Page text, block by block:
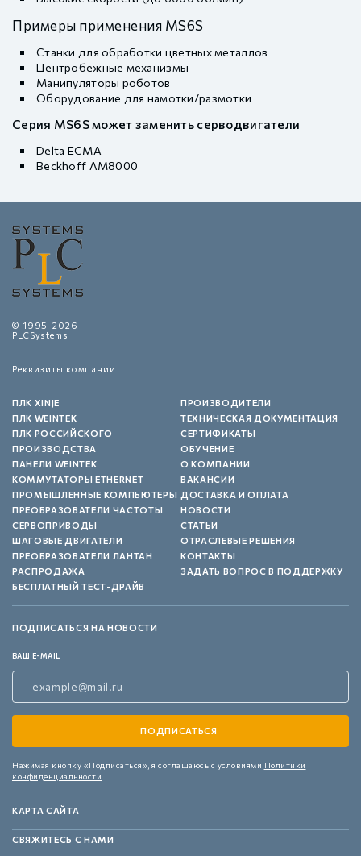
Примеры применения MS6S
Станки для обработки цветных металлов
Центробежные механизмы
Манипуляторы роботов
Оборудование для намотки/размотки
Серия MS6S может заменить серводвигатели
Delta ECMA
Beckhoff AM8000
© 1995-2026
PLCSystems
Реквизиты компании
ПЛК XINJE
ПЛК WEINTEK
ПЛК РОССИЙСКОГО
ПРОИЗВОДСТВА
ПАНЕЛИ WEINTEK
КОММУТАТОРЫ ETHERNET
ПРОМЫШЛЕННЫЕ КОМПЬЮТЕРЫ
ПРЕОБРАЗОВАТЕЛИ ЧАСТОТЫ
СЕРВОПРИВОДЫ
ШАГОВЫЕ ДВИГАТЕЛИ
ПРЕОБРАЗОВАТЕЛИ ЛАНТАН
РАСПРОДАЖА
БЕСПЛАТНЫЙ ТЕСТ-ДРАЙВ
ПРОИЗВОДИТЕЛИ
ТЕХНИЧЕСКАЯ ДОКУМЕНТАЦИЯ
СЕРТИФИКАТЫ
ОБУЧЕНИЕ
О КОМПАНИИ
ВАКАНСИИ
ДОСТАВКА И ОПЛАТА
НОВОСТИ
СТАТЬИ
ОТРАСЛЕВЫЕ РЕШЕНИЯ
КОНТАКТЫ
ЗАДАТЬ ВОПРОС В ПОДДЕРЖКУ
ПОДПИСАТЬСЯ НА НОВОСТИ
ВАШ E-MAIL
Нажимая кнопку «Подписаться», я соглашаюсь с условиями Политики
конфиденциальности
КАРТА САЙТА
СВЯЖИТЕСЬ С НАМИ